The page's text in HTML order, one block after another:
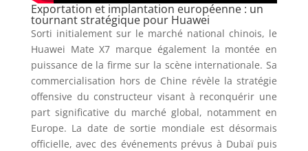
Exportation et implantation européenne : un
tournant stratégique pour Huawei
Sorti initialement sur le marché national chinois, le
Huawei Mate X7 marque également la montée en
puissance de la firme sur la scène internationale. Sa
commercialisation hors de Chine révèle la stratégie
offensive du constructeur visant à reconquérir une
part significative du marché global, notamment en
Europe. La date de sortie mondiale est désormais
officielle, avec des événements prévus à Dubaï puis